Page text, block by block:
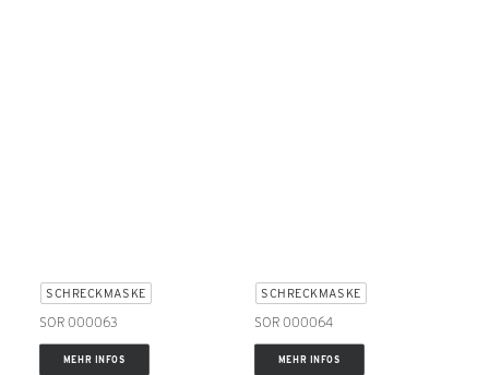
SCHRECKMASKE
SOR 000063
MEHR INFOS
SCHRECKMASKE
SOR 000064
MEHR INFOS